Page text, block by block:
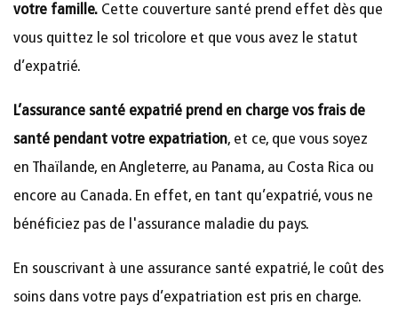
votre famille. Cette couverture santé prend effet dès que
vous quittez le sol tricolore et que vous avez le statut
d’expatrié.
L’assurance santé expatrié prend en charge vos frais de
santé pendant votre expatriation, et ce, que vous soyez
en Thaïlande, en Angleterre, au Panama, au Costa Rica ou
encore au Canada. En effet, en tant qu’expatrié, vous ne
bénéficiez pas de l'assurance maladie du pays.
En souscrivant à une assurance santé expatrié, le coût des
soins dans votre pays d’expatriation est pris en charge.